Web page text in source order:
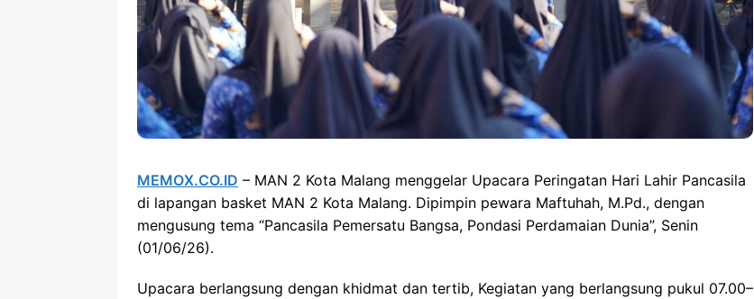
MEMOX.CO.ID – MAN 2 Kota Malang menggelar Upacara Peringatan Hari Lahir Pancasila
di lapangan basket MAN 2 Kota Malang. Dipimpin pewara Maftuhah, M.Pd., dengan
mengusung tema “Pancasila Pemersatu Bangsa, Pondasi Perdamaian Dunia”, Senin
(01/06/26).
Upacara berlangsung dengan khidmat dan tertib, Kegiatan yang berlangsung pukul 07.00–